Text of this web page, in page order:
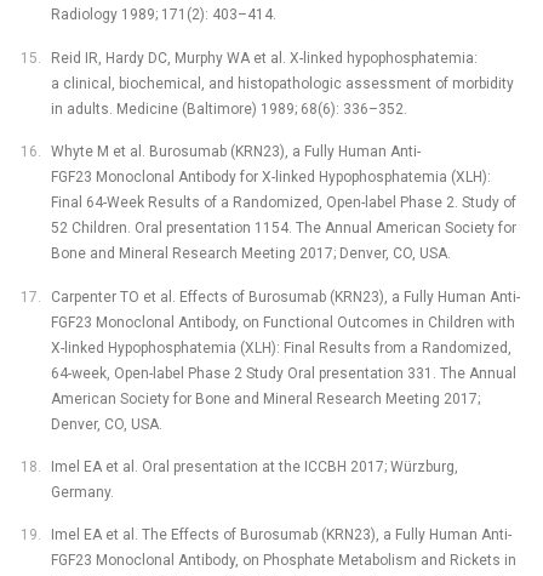
Radiology 1989; 171(2): 403–414.
Reid IR, Hardy DC, Murphy WA et al. X-linked hypophosphatemia:
a clinical, biochemical, and histopathologic assessment of morbidity
in adults. Medicine (Baltimore) 1989; 68(6): 336–352.
Whyte M et al. Burosumab (KRN23), a Fully Human Anti-
FGF23 Monoclonal Antibody for X-linked Hypophosphatemia (XLH):
Final 64-Week Results of a Randomized, Open-label Phase 2. Study of
52 Children. Oral presentation 1154. The Annual American Society for
Bone and Mineral Research Meeting 2017; Denver, CO, USA.
Carpenter TO et al. Effects of Burosumab (KRN23), a Fully Human Anti-
FGF23 Monoclonal Antibody, on Functional Outcomes in Children with
X-linked Hypophosphatemia (XLH): Final Results from a Randomized,
64-week, Open-label Phase 2 Study Oral presentation 331. The Annual
American Society for Bone and Mineral Research Meeting 2017;
Denver, CO, USA.
Imel EA et al. Oral presentation at the ICCBH 2017; Würzburg,
Germany.
Imel EA et al. The Effects of Burosumab (KRN23), a Fully Human Anti-
FGF23 Monoclonal Antibody, on Phosphate Metabolism and Rickets in